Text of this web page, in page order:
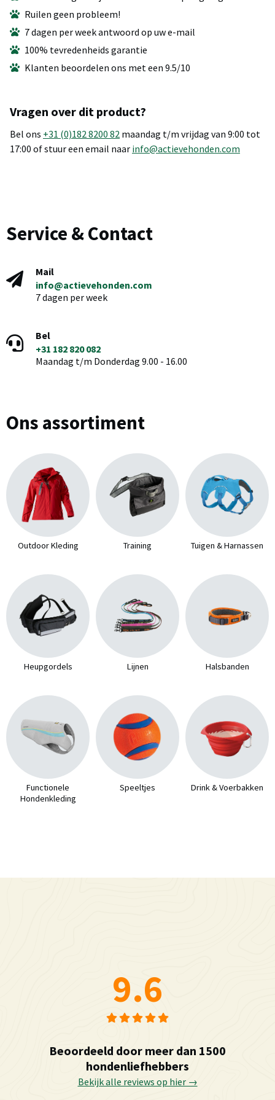
Ruilen geen probleem!
7 dagen per week antwoord op uw e-mail
100% tevredenheids garantie
Klanten beoordelen ons met een 9.5/10
Vragen over dit product?
Bel ons +31 (0)182 8200 82 maandag t/m vrijdag van 9:00 tot
17:00 of stuur een email naar info@actievehonden.com
Service & Contact
Mail
info@actievehonden.com
7 dagen per week
Bel
+31 182 820 082
Maandag t/m Donderdag 9.00 - 16.00
Ons assortiment
Outdoor Kleding Training Tuigen & Harnassen
Heupgordels Lijnen Halsbanden
Functionele
Hondenkleding
Speeltjes Drink & Voerbakken
9.6
Beoordeeld door meer dan 1500
hondenliefhebbers
Bekijk alle reviews op hier →